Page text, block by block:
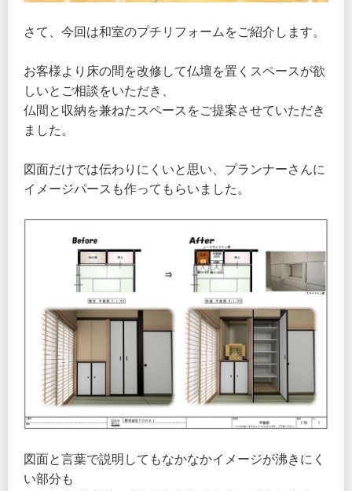
さて、今回は和室のプチリフォームをご紹介します。
お客様より床の間を改修して仏壇を置くスペースが欲
しいとご相談をいただき、
仏間と収納を兼ねたスペースをご提案させていただき
ました。
図面だけでは伝わりにくいと思い、プランナーさんに
イメージパースも作ってもらいました。
図面と言葉で説明してもなかなかイメージが沸きにく
い部分も